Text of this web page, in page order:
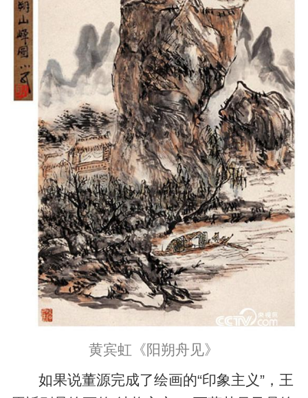
黄宾虹《阳朔舟见》
如果说董源完成了绘画的“印象主义”，王